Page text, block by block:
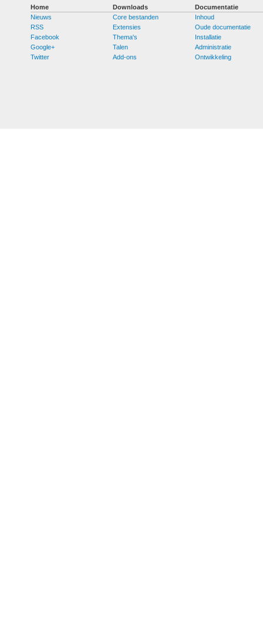
Home
Nieuws
RSS
Facebook
Google+
Twitter
Downloads
Core bestanden
Extensies
Thema's
Talen
Add-ons
Documentatie
Inhoud
Oude documentatie
Installatie
Administratie
Ontwikkeling